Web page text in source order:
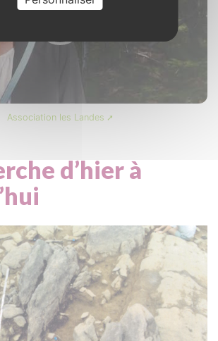
Association les Landes
d’hier à